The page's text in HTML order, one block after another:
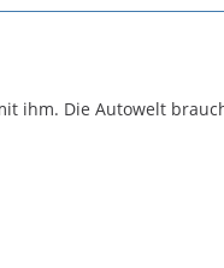
ihm. Die Autowelt